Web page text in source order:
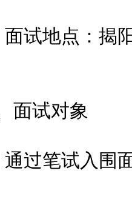
地点：揭阳
试对象
笔试入围面